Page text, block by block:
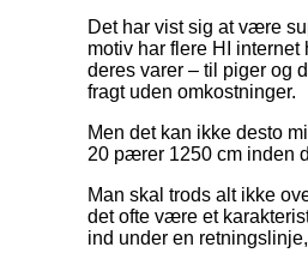
Det har vist sig at være
motiv har flere HI
deres varer – til piger og
fragt uden omkostninger.
Men det kan ikke desto
20 pærer 1250 cm inden
Man skal trods alt ikke
det ofte være et
ind under en